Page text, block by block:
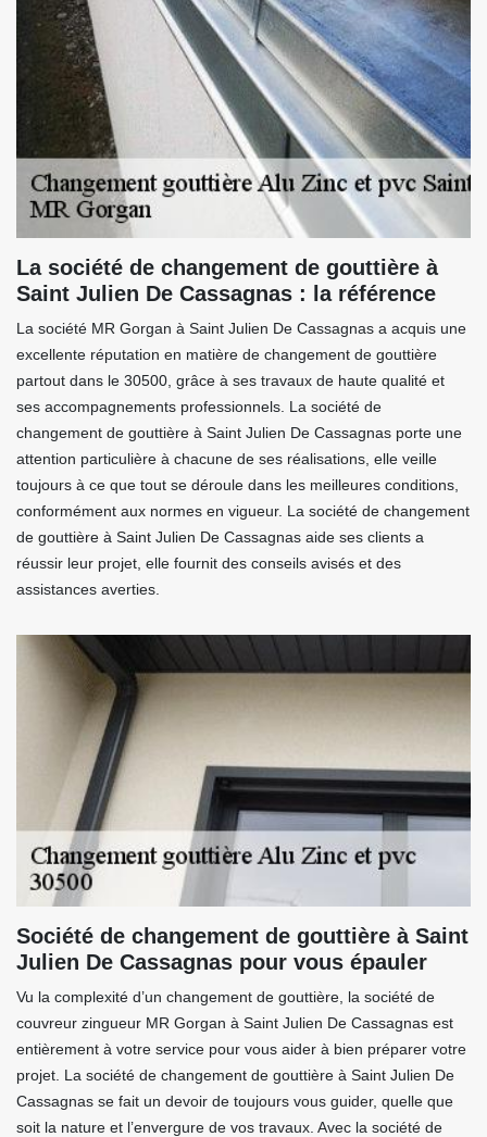
La société de changement de gouttière à
Saint Julien De Cassagnas : la référence
La société MR Gorgan à Saint Julien De Cassagnas a acquis une
excellente réputation en matière de changement de gouttière
partout dans le 30500, grâce à ses travaux de haute qualité et
ses accompagnements professionnels. La société de
changement de gouttière à Saint Julien De Cassagnas porte une
attention particulière à chacune de ses réalisations, elle veille
toujours à ce que tout se déroule dans les meilleures conditions,
conformément aux normes en vigueur. La société de changement
de gouttière à Saint Julien De Cassagnas aide ses clients a
réussir leur projet, elle fournit des conseils avisés et des
assistances averties.
Société de changement de gouttière à Saint
Julien De Cassagnas pour vous épauler
Vu la complexité d’un changement de gouttière, la société de
couvreur zingueur MR Gorgan à Saint Julien De Cassagnas est
entièrement à votre service pour vous aider à bien préparer votre
projet. La société de changement de gouttière à Saint Julien De
Cassagnas se fait un devoir de toujours vous guider, quelle que
soit la nature et l’envergure de vos travaux. Avec la société de